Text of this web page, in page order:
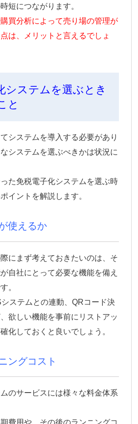
短につながります。
買分析によって売り場の管理が
は、メリットと言えるでしょ
システムを選ぶとき
と
システムを導入する必要があり
システムを選ぶべきかは状況に
た免税電子化システムを選ぶ時
イントを解説します。
使えるか
にまず考えておきたいのは、そ
自社にとって必要な機能を備え
。
ステムとの連動、QRコード決
欲しい機能を事前にリストアッ
化しておくと良いでしょう。
ングコスト
のサービスには様々な料金体系
費用や、その後のランニングコ